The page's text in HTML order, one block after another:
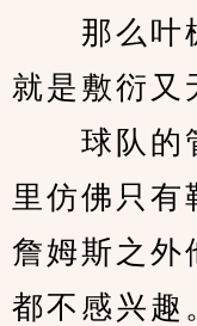
那么叶枫
就是敷衍又
球队的管
里仿佛只有
詹姆斯之外
都不感兴趣